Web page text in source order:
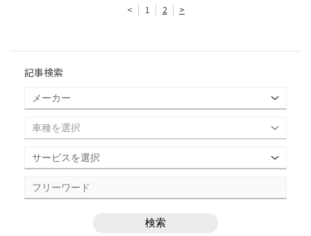
< 1 2 >
記事検索